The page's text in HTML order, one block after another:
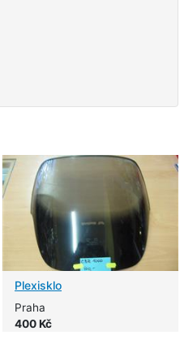
Plexisklo
Praha
400 Kč